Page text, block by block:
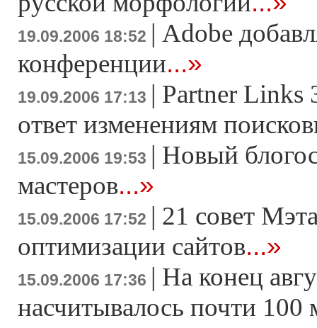
19.09.2006 18:52 | Adobe
конференции...»
19.09.2006 17:13 | Partner Links
ответ изменениям
15.09.2006 19:53 | Новый
мастеров...»
15.09.2006 17:52 | 21 совет
оптимизации сайтов...»
15.09.2006 17:36 | На конец
насчитывалось почти 100